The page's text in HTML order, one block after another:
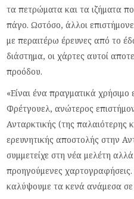
τα πετρώματα και τα ιζήματα
πάγο. Ωστόσο, άλλοι
με περαιτέρω έρευνες από το
διάστημα, οι χάρτες αυτοί
προόδου.
«Είναι ένα πραγματικά
Φρέτγουελ, ανώτερος
Ανταρκτικής (της παλαιότερης
ερευνητικής αποστολής στην
συμμετείχε στη νέα μελέτη
προηγούμενες
καλύψουμε τα κενά ανάμεσα σε